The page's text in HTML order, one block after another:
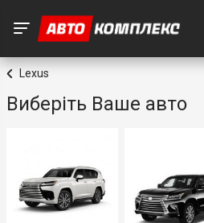
Lexus
Виберіть Ваше авто